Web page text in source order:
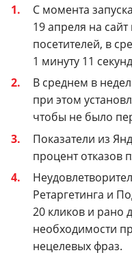
С момента
19 апреля на
посетителей, в
1 минуту 11
В среднем в
при этом
чтобы не было
Показатели из
процент отказов
Ретаргетинга и
20 кликов и рано
необходимости
нецелевых фраз.